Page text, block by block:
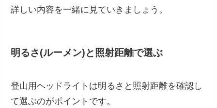
詳しい内容を一緒に見ていきましょう。
明るさ(ルーメン)と照射距離で選ぶ
登山用ヘッドライトは明るさと照射距離を確認し
て選ぶのがポイントです。